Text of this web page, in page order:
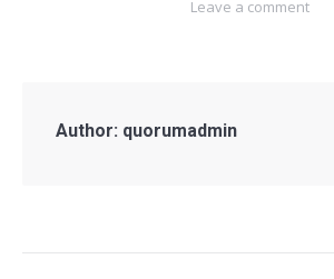
Leave a comment
Author: quorumadmin